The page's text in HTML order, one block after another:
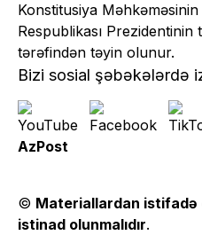
Konstitusiya
Respublikası Prezidentinin
tərəfindən təyin olunur.
Bizi sosial şəbəkələrdə
AzPost
© Materiallardan istifadə
istinad olunmalıdır.